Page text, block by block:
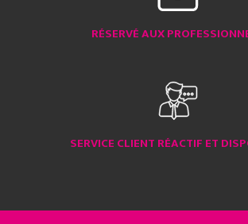
RÉSERVÉ AUX
SERVICE CLIENT RÉACTIF ET